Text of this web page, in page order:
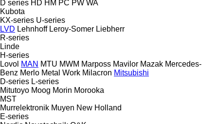
D series HD HM PC PW WA
Kubota
KX-series U-series
LVD Lehnhoff Leroy-Somer Liebherr
R-series
Linde
H-series
Lovol MAN MTU MWM Marposs Mavilor Mazak Mercedes-
Benz Merlo Metal Work Milacron Mitsubishi
D-series L-series
Mitutoyo Moog Morin Morooka
MST
Murrelektronik Muyen New Holland
E-series